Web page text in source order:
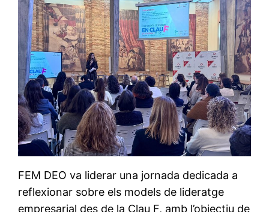
FEM DEO va liderar una jornada dedicada a
reflexionar sobre els models de lideratge
empresarial des de la Clau F, amb l’objectiu de